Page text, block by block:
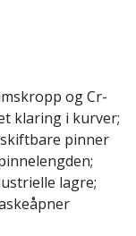
og Cr-
klaring i kurver;
pinner
lagre;